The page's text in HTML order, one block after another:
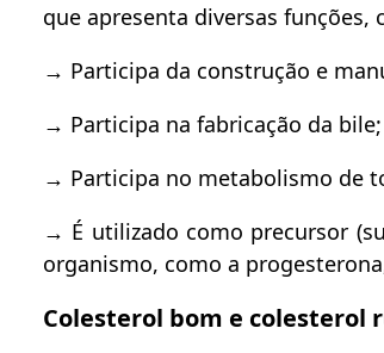
que apresenta diversas funções,
→ Participa da construção e
→ Participa na fabricação da bile;
→ Participa no metabolismo de
→ É utilizado como precursor
organismo, como a
Colesterol bom e colesterol